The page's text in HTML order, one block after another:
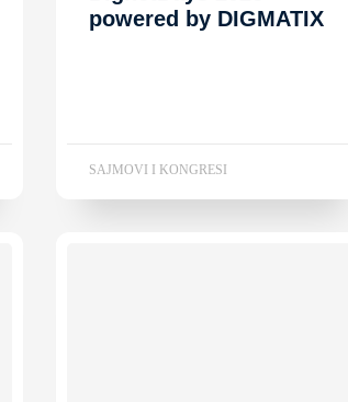
powered by DIGMATIX
SAJMOVI I KONGRESI